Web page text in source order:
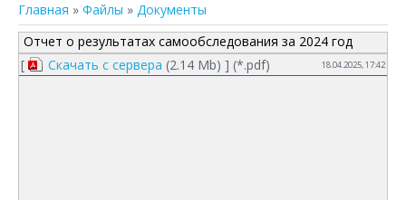
Главная » Файлы » Документы
Отчет о результатах самообследования за 2024 год
[
Скачать с сервера (2.14 Mb) ] (*.pdf) 18.04.2025, 17:42